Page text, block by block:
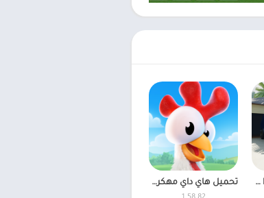
تحميل لعبة Ocean Is Home 2 مهكرة 2026 اخر إصدار تحميل هاي داي مهكرة Hay Day 2026 للاندرويد اخر اصدار